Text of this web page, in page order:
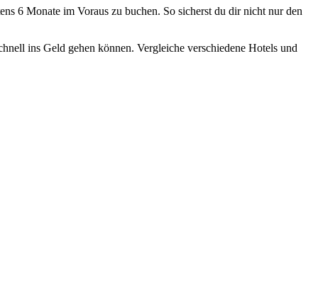
6 Monate im Voraus zu buchen. So sicherst du dir nicht nur den
ins Geld gehen können. Vergleiche verschiedene Hotels und